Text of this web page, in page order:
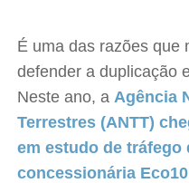
É uma das razões que
defender a duplicação
Neste ano, aAgência
Terrestres (ANTT)
em estudo de tráfego
concessionária